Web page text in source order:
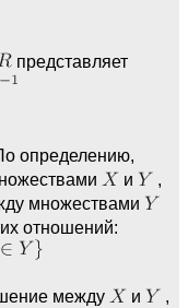
представляет
определению,
и
,
множествами
отношений:
между и
,